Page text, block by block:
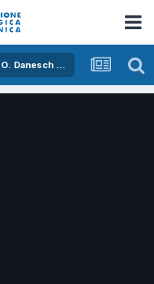
Ophrys holosericea subsp. gracilis (Büel, O. Danesch & E. Danesch) Büel O. Danesch & E. Danesch x ophrys lacaitae Lojac.